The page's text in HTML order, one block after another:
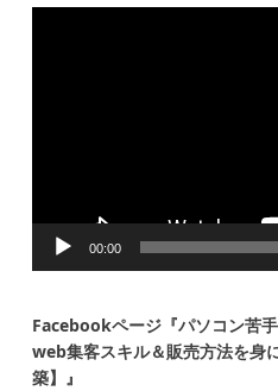
動
00:00
Facebookページ『パソコン苦
web集客スキル＆販売方法を身
築】』